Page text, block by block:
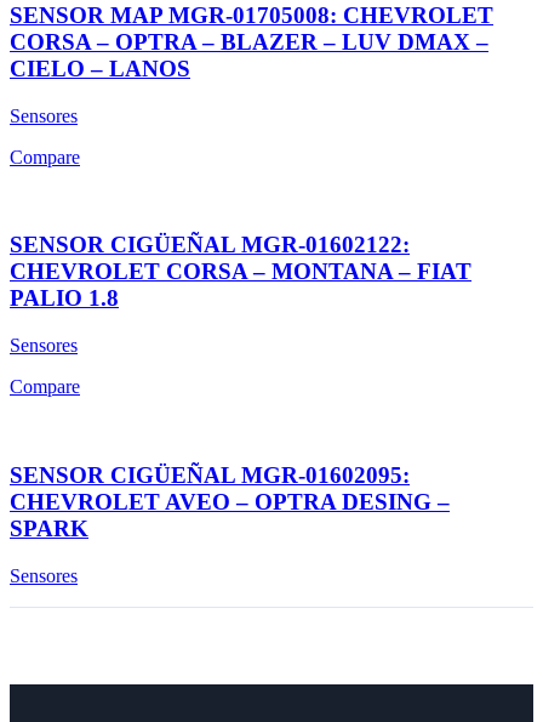
SENSOR MAP MGR-01705008: CHEVROLET
CORSA – OPTRA – BLAZER – LUV DMAX –
CIELO – LANOS
Sensores
Compare
SENSOR CIGÜEÑAL MGR-01602122:
CHEVROLET CORSA – MONTANA – FIAT
PALIO 1.8
Sensores
Compare
SENSOR CIGÜEÑAL MGR-01602095:
CHEVROLET AVEO – OPTRA DESING –
SPARK
Sensores